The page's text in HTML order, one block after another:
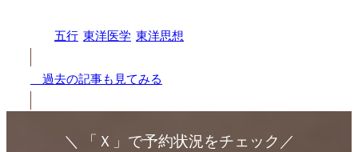
五行 東洋医学 東洋思想
過去の記事も見てみる
＼ 「Ｘ」で予約状況をチェック／